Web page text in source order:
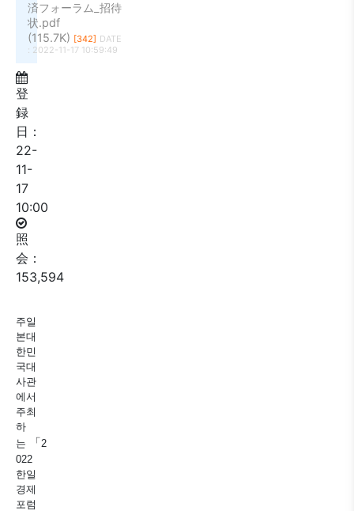
済フォーラム_招待
状.pdf
(115.7K) [342] DATE
: 2022-11-17 10:59:49
登
録
日：
22-
11-
17
10:00
照
会：
153,594
주일
본대
한민
국대
사관
에서
주최
하
는 「 2
022
한일
경제
포럼